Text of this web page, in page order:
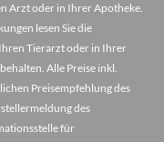
Arzt oder in Ihrer Apotheke.
lesen Sie die
Tierarzt oder in Ihrer
Alle Preise inkl.
Preisempfehlung des
des
für